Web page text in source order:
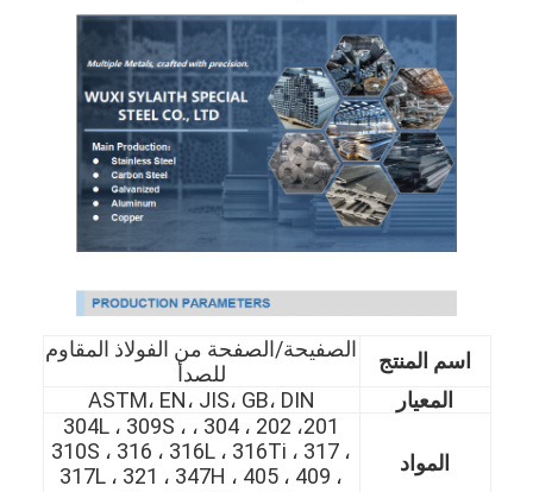
اسم المنتج
الصفيحة/الصفحة من الفولاذ المقاوم
للصدأ
المعيار
ASTM، EN، JIS، GB، DIN
المواد
201، 202 ، 304 ، 304L ، 309S ،
310S ، 316 ، 316L ، 316Ti ، 317 ،
317L ، 321 ، 347H ، 405 ، 409 ،